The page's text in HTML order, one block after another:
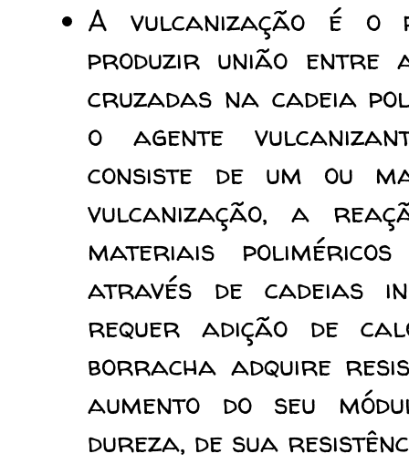
A vulcanização é o
produzir união entre
cruzadas na cadeia
o agente
consiste de um ou
vulcanização, a
materiais
através de cadeias
requer adição de
borracha adquire
aumento do seu
dureza, de sua